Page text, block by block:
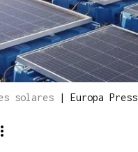
solares | Europa Press